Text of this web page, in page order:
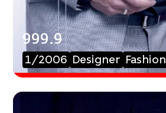
999.9
1/2006 Designer Fashion